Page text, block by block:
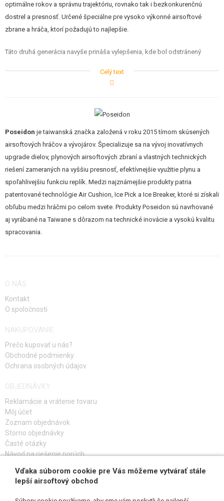
OUTDOOR A BUSHCRAFT
NOVÝ TOVAR
ZĽAVY, AKCIE
KONTAKT
optimálne rokov a správnu trajektóriu, rovnako tak i bezkonkurenčnú
dostrel a presnosť. Určené špeciálne pre vysoko výkonné airsoftové
zbrane a hráča, ktorí požadujú to najlepšie.
Táto druhá generácia navyše prináša vylepšenia, kde bol odstránený
priemerom hlavne. Hlaveň má teda dvojitý vnútorný priemer – po väčšine
rozšírený, aby sa stabilizoval vzduch okolo guličky a tá je vďaka tomu ešte
Kompatibilné s klasickými elektrickými zbraňami AEG
Navrhnuté pre vysoko výkonné airsoftové zbrane
Technológia Air Relief Divergencia minimalizuje vzduchovou
turbulenciu, keď gulička opúšťa hlaveň
Patentovaná technológia Air Cushion a dvojitý vnutorný priemer pre
extrémne presnosť a dostrel
Vyrobené z medenej mangánovej zliatiny na CNC strojoch
Hlaveň je poniklovaná pre čo najvyššiu tvrdosť
Celý text
Poseidon je taiwanská značka založená v roku 2015 tímom skúsených
airsoftových hráčov a vývojárov. Špecializuje sa na vývoj inovatívnych
upgrade dielov, plynových airsoftových zbraní a vlastných technických
riešení zameraných na vyššiu presnosť, efektívnejšie využitie plynu a
spoľahlivejšiu funkciu replík. Medzi najznámejšie produkty patria
patentované technológie Air Cushion, Ice Pick a Ice Breaker, ktoré si získali
obľubu medzi hráčmi po celom svete. Produkty Poseidon sú navrhované
aj vyrábané na Taiwane s dôrazom na technické inovácie a vysokú kvalitu
spracovania.
O NÁS
Kontakt
O spoločnosti
NAKUPOVANIE
Prečo kupovať u nás?
Obchodné podmienky
Ochrana osobných údajov
OBJEDNÁVKY
Reklamácie a vrátenie tovaru
Môj účet
Zoznam objednávok
Storno objednávky
Časté otázky
Návod na riešenie porúch
PRIHLÁS SA K ODBERU
Vďaka súborom cookie pre Vás môžeme vytvárať stále
lepší airsoftový obchod